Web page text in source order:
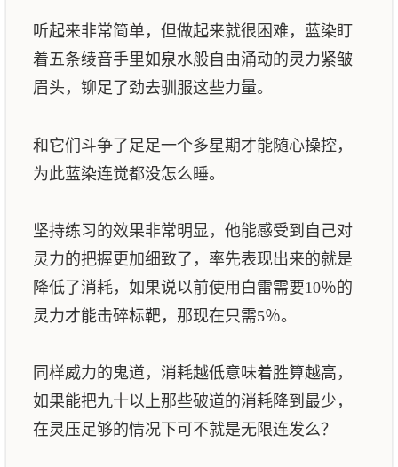
听起来非常简单，但做起来就很困难，蓝染盯
着五条绫音手里如泉水般自由涌动的灵力紧皱
眉头，铆足了劲去驯服这些力量。
和它们斗争了足足一个多星期才能随心操控，
为此蓝染连觉都没怎么睡。
坚持练习的效果非常明显，他能感受到自己对
灵力的把握更加细致了，率先表现出来的就是
降低了消耗，如果说以前使用白雷需要10％的
灵力才能击碎标靶，那现在只需5％。
同样威力的鬼道，消耗越低意味着胜算越高，
如果能把九十以上那些破道的消耗降到最少，
在灵压足够的情况下可不就是无限连发么？